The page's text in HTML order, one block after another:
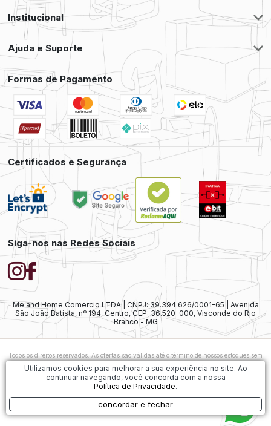
Institucional
Ajuda e Suporte
Formas de Pagamento
Certificados e Segurança
Síga-nos nas Redes Sociais
Me and Home Comercio LTDA | CNPJ: 39.394.626/0001-65 | Avenida
São João Batista, nº 194, Centro, CEP: 36.520-000, Visconde do Rio
Branco - MG
Todos os direitos reservados. As ofertas são válidas até o término de nossos estoques sem
prévio aviso. As vendas ainda estão sujeitas à análise e confirmação de dados.
exista alguma diferença nos preços ofertados, será considerado válido o preço do
Carrinho de Compras. As imagens dos produtos são meramente ilustrativas.
Utilizamos cookies para melhorar a sua experiência no site. Ao
continuar navegando, você concorda com a nossa
Política de Privacidade.
concordar e fechar